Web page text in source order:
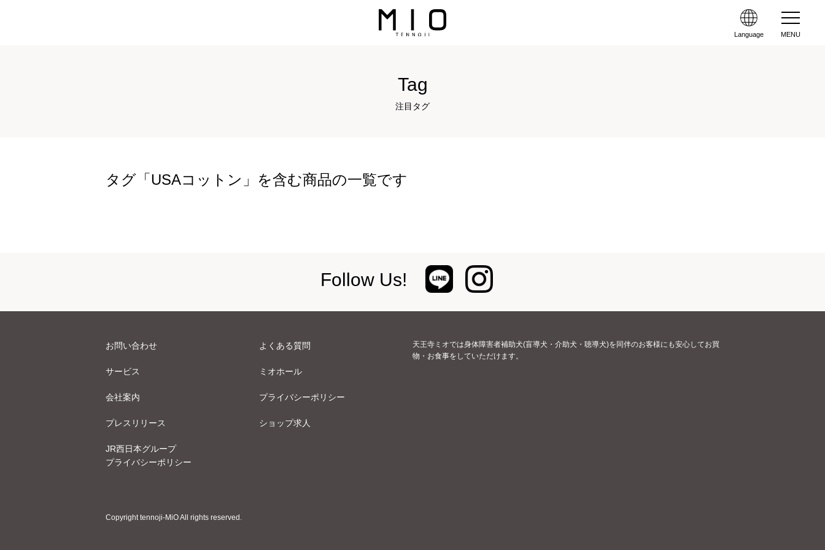
Language MENU
Tag
注目タグ
タグ「USAコットン」を含む商品の一覧です
Follow Us!
お問い合わせ よくある質問
サービス ミオホール
会社案内 プライバシーポリシー
プレスリリース ショップ求人
JR西日本グループ
プライバシーポリシー
天王寺ミオでは身体障害者補助犬(盲導犬・介助犬・聴導犬)を同伴のお客様にも安心してお買
物・お食事をしていただけます。
Copyright tennoji-MiO All rights reserved.